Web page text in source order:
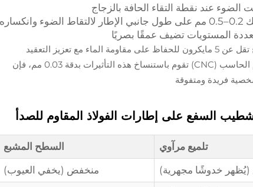
المستويات تضيف عمقًا بصريًا
تتطلب هذه التفاصيل المصنوعة يدويًا تحملات تسامح تقل عن 5 مايكرون للحفاظ على مقاومة الماء مع تعزيز التعقيد
البصري. وعلى الرغم من أن الآلات الحديثة باستخدام الحاسب (CNC) تقوم باستنساخ هذه التأثيرات بدقة 0.03 مم، فإن
فريدة ومتفوقة
السفع على إطارات الفولاذ المقاوم للصدأ
تلميع مرآوي
السطح المشبع
(يُظهر خدوشًا مجهرية)
منخفض (يخفي العيوب)